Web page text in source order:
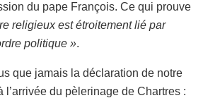
du pape François. Ce qui prouve
religieux est étroitement lié par
politique ».
que jamais la déclaration de notre
l’arrivée du pèlerinage de Chartres :